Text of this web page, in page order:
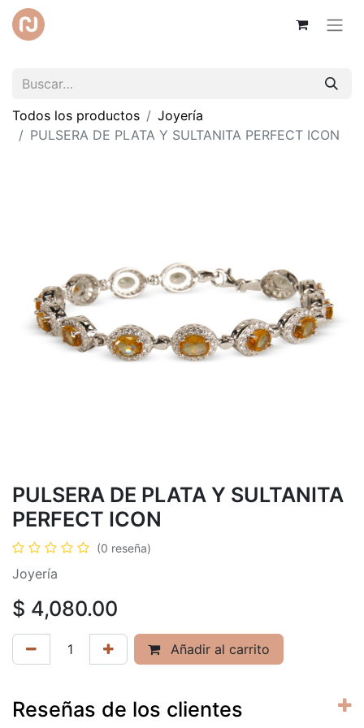
Todos los productos
Joyería
PULSERA DE PLATA Y SULTANITA PERFECT ICON
PULSERA DE PLATA Y SULTANITA
PERFECT ICON
(0 reseña)
Joyería
$ 4,080.00
Añadir al carrito
Reseñas de los clientes